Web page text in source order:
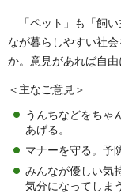
「ペット」も「飼い
なが暮らしやすい社
か。意見があれば自由
＜主なご意見＞
うんちなどをちゃ
あげる。
マナーを守る。予
みんなが優しい気
気分になってしま